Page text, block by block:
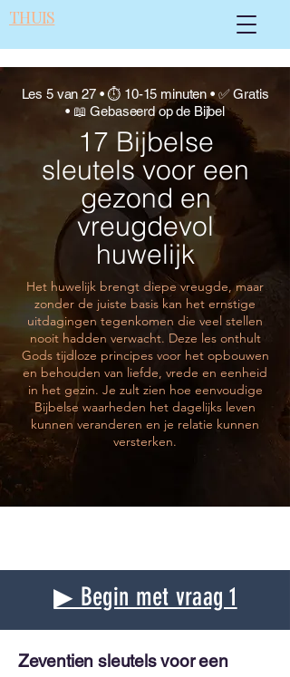
THUIS
Les 5 van 27 • ⏱ 10-15 minuten • ✅ Gratis
• 📖 Gebaseerd op de Bijbel
17 Bijbelse
sleutels voor een
gezond en
vreugdevol
huwelijk
Het huwelijk brengt diepe vreugde, maar
zonder de juiste basis kan het ernstige
uitdagingen tegenkomen die veel stellen
nooit hadden verwacht. Deze les onthult
Gods tijdloze principes voor het opbouwen
en behouden van liefde, vrede en eenheid
in het gezin. Je zult zien hoe eenvoudige
Bijbelse waarheden het dagelijks leven
kunnen veranderen en je relatie kunnen
versterken.
▶ Begin met vraag 1
Zeventien sleutels voor een